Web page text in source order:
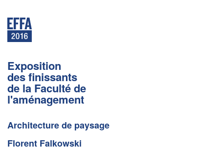
Exposition
des finissants
de la Faculté de
l'aménagement
Architecture de paysage
Florent Falkowski